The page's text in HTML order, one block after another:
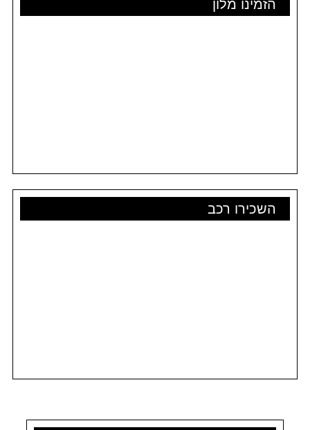
הזמינו מלון
השכירו רכב